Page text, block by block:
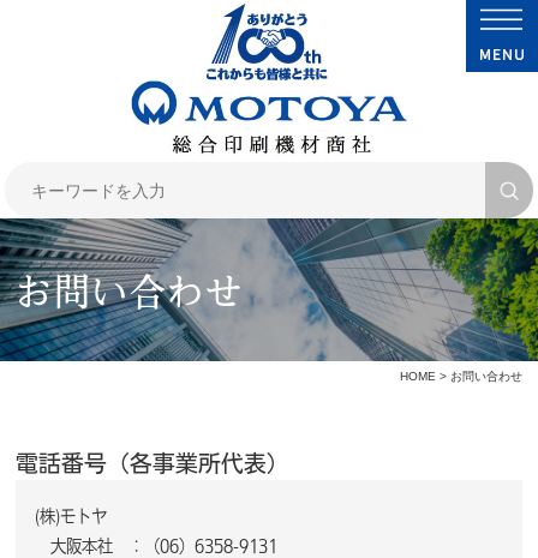
お問い合わせ
HOME> お問い合わせ
電話番号（各事業所代表）
(株)モトヤ
大阪本社 ：（06）6358-9131